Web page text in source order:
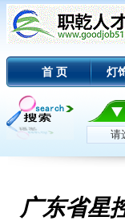
首 页 灯
广东省星